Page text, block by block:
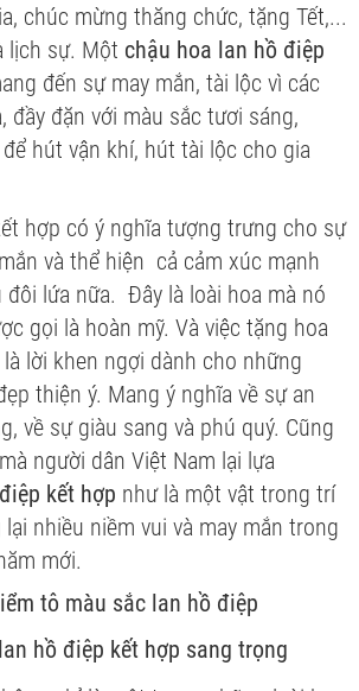
chúc mừng thăng chức, tặng Tết,...
lịch sự. Một chậu hoa lan hồ điệp
đến sự may mắn, tài lộc vì các
đầy đặn với màu sắc tươi sáng,
hút vận khí, hút tài lộc cho gia
hợp có ý nghĩa tượng trưng cho sự
và thể hiện cả cảm xúc mạnh
đôi lứa nữa. Đây là loài hoa mà nó
gọi là hoàn mỹ. Và việc tặng hoa
lời khen ngợi dành cho những
thiện ý. Mang ý nghĩa về sự an
về sự giàu sang và phú quý. Cũng
người dân Việt Nam lại lựa
kết hợp như là một vật trong trí
nhiều niềm vui và may mắn trong
mới.
tô màu sắc lan hồ điệp
hồ điệp kết hợp sang trọng